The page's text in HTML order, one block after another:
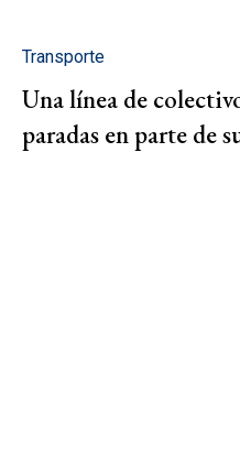
Transporte
Una línea de
paradas en parte de